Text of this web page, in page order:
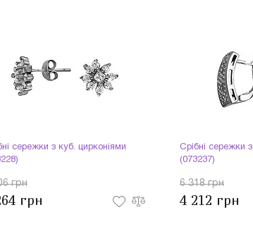
сережки з куб. цирконіями
грн
грн
Срібні сережки
(073237)
6 318 грн
4 212 грн